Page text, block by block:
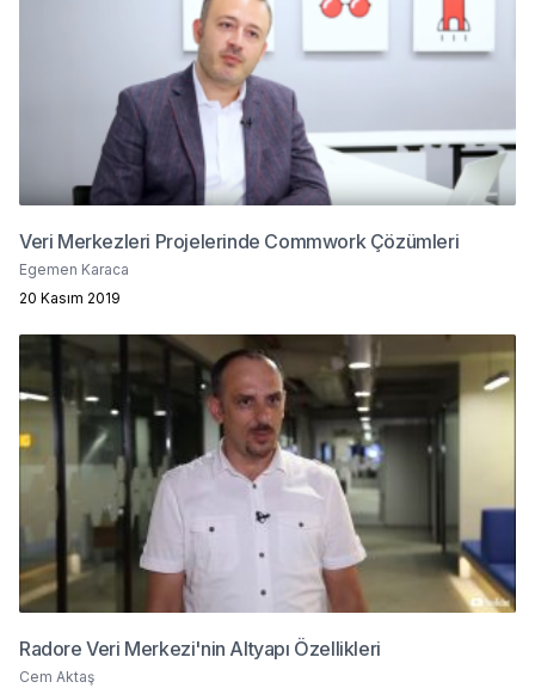
Veri Merkezleri Projelerinde Commwork Çözümleri
Egemen Karaca
20 Kasım 2019
Radore Veri Merkezi'nin Altyapı Özellikleri
Cem Aktaş